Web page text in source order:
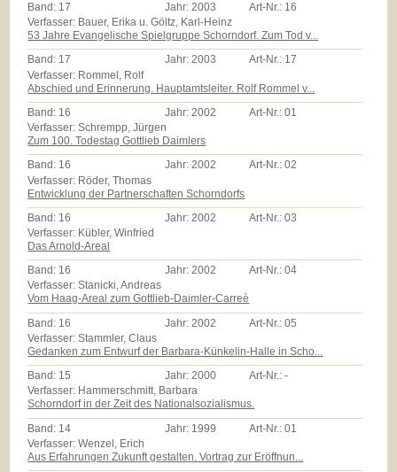
Band: 17 Jahr:2003 Art-Nr.: 16
Verfasser: Bauer, Erika u. Göltz, Karl-Heinz
53 Jahre Evangelische Spielgruppe Schorndorf. Zum Tod v...
Band: 17 Jahr:2003 Art-Nr.: 17
Verfasser: Rommel, Rolf
Abschied und Erinnerung. Hauptamtsleiter. Rolf Rommel v...
Band: 16 Jahr:2002 Art-Nr.:01
Verfasser: Schrempp, Jürgen
Zum 100. Todestag Gottlieb Daimlers
Band: 16 Jahr:2002 Art-Nr.:02
Verfasser: Röder, Thomas
Entwicklung der Partnerschaften Schorndorfs
Band: 16 Jahr: 2002 Art-Nr.:03
Verfasser: Kübler, Winfried
Das Arnold-Areal
Band: 16 Jahr:2002 Art-Nr.:04
Verfasser: Stanicki, Andreas
Vom Haag-Areal zum Gottlieb-Daimler-Carreè
Band: 16 Jahr: 2002 Art-Nr.:05
Verfasser: Stammler, Claus
Gedanken zum Entwurf der Barbara-Künkelin-Halle in Scho...
Band: 15 Jahr:2000 Art-Nr.:-
Verfasser: Hammerschmitt, Barbara
Schorndorf in der Zeit des Nationalsozialismus.
Band: 14 Jahr: 1999 Art-Nr.:01
Verfasser: Wenzel, Erich
Aus Erfahrungen Zukunft gestalten. Vortrag zur Eröffnun...